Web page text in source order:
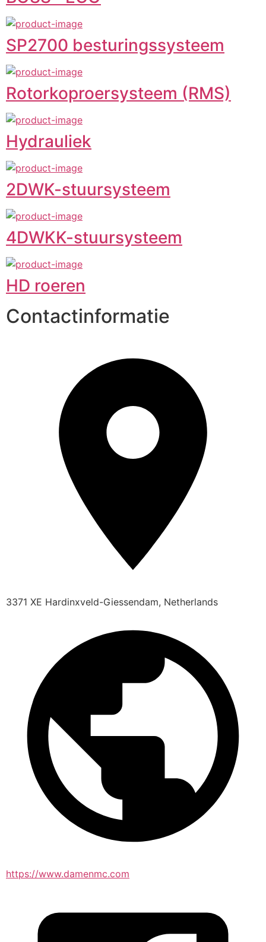
SP2700 besturingssysteem
Rotorkoproersysteem (RMS)
Hydrauliek
2DWK-stuursysteem
4DWKK-stuursysteem
HD roeren
Contactinformatie
3371 XE Hardinxveld-Giessendam, Netherlands
https://www.damenmc.com